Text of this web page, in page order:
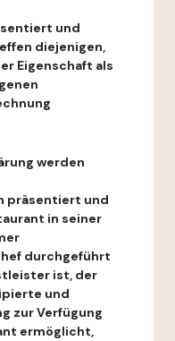
und
diejenigen,
Eigenschaft als
werden
präsentiert und
in seiner
durchgeführt
ist, der
und
zur Verfügung
ermöglicht,